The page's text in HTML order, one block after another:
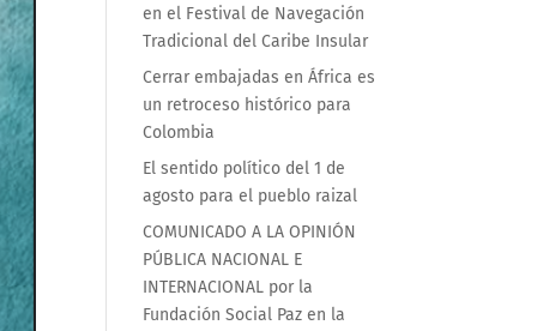
en el Festival de Navegación
Tradicional del Caribe Insular
Cerrar embajadas en África es
un retroceso histórico para
Colombia
El sentido político del 1 de
agosto para el pueblo raizal
COMUNICADO A LA OPINIÓN
PÚBLICA NACIONAL E
INTERNACIONAL por la
Fundación Social Paz en la